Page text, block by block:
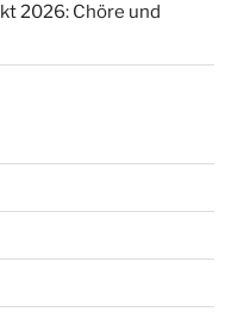
2026: Chöre und